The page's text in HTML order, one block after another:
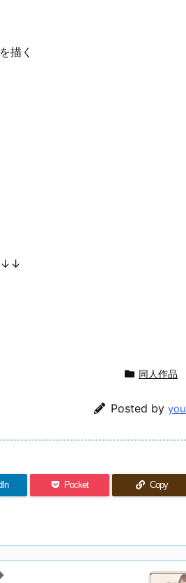
描く
同人作品
Posted by you
Pocket Copy